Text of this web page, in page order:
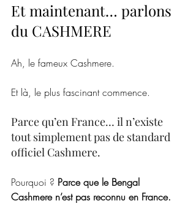
Et maintenant… parlons
du CASHMERE
Ah, le fameux Cashmere.
Et là, le plus fascinant commence.
Parce qu’en France… il n’existe
tout simplement pas de standard
officiel Cashmere.
Pourquoi ? Parce que le Bengal
Cashmere n’est pas reconnu en France.